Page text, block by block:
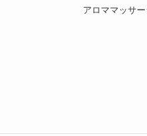
アロママッサー